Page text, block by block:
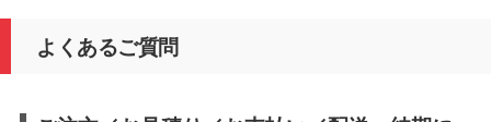
よくあるご質問